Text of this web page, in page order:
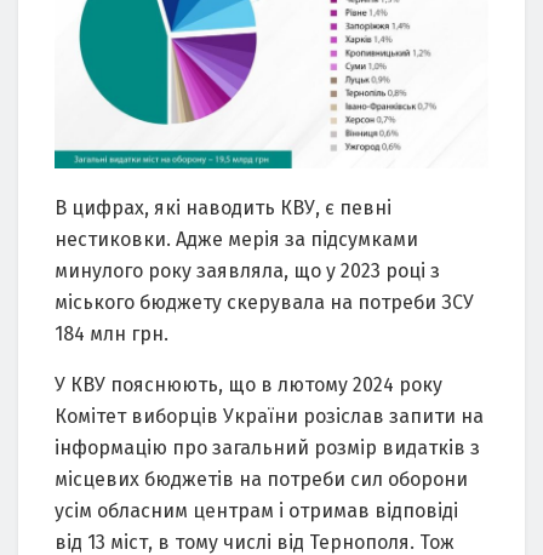
В цифрах, які наводить КВУ, є певні
нестиковки. Адже мерія за підсумками
минулого року заявляла, що у 2023 році з
міського бюджету скерувала на потреби ЗСУ
184 млн грн.
У КВУ пояснюють, що в лютому 2024 року
Комітет виборців України розіслав запити на
інформацію про загальний розмір видатків з
місцевих бюджетів на потреби сил оборони
усім обласним центрам і отримав відповіді
від 13 міст, в тому числі від Тернополя. Тож